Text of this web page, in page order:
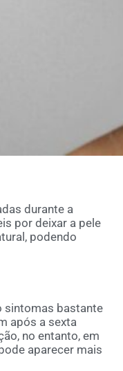
durante a
por deixar a pele
podendo
sintomas bastante
após a sexta
no entanto, em
aparecer mais